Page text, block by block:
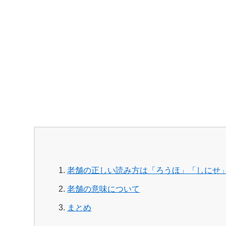
老舗の正しい読み方は「ろうほ」「しにせ
老舗の意味について
まとめ